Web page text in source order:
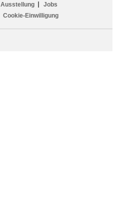
Ausstellung
Jobs
Cookie-Einwilligung